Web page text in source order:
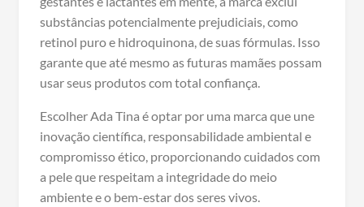
substâncias potencialmente prejudiciais, como
retinol puro e hidroquinona, de suas fórmulas. Isso
garante que até mesmo as futuras mamães possam
usar seus produtos com total confiança.
Escolher Ada Tina é optar por uma marca que une
inovação científica, responsabilidade ambiental e
compromisso ético, proporcionando cuidados com
a pele que respeitam a integridade do meio
ambiente e o bem-estar dos seres vivos.